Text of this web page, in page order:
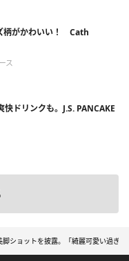
柄がかわいい！ Cath
ス
ドリンクも。J.S. PANCAKE
ショットを披露。「綺麗可愛い過ぎ